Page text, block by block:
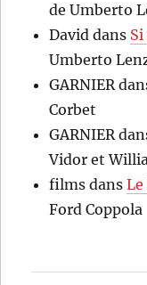
de Umberto
David dans
Umberto
GARNIER
Corbet
GARNIER
Vidor et
films dansLe
Ford Coppola